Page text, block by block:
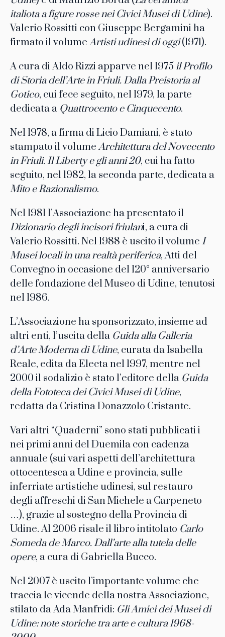
italiota a figure rosse nei Civici Musei di Udine).
Valerio Rossitti con Giuseppe Bergamini ha
firmato il volumeArtisti udinesi di oggi(1971).
A cura di Aldo Rizzi apparve nel 1975 il Profilo
di Storia dell’Arte in Friuli. Dalla Preistoria al
Gotico, cui fece seguito, nel 1979, la parte
dedicata a Quattrocento e Cinquecento.
Nel 1978, a firma di Licio Damiani, è stato
stampato il volumeArchitettura del Novecento
in Friuli. Il Liberty e gli anni 20, cui ha fatto
seguito, nel 1982, la seconda parte, dedicata a
Mito e Razionalismo.
Nel 1981 l’Associazione ha presentato il
Dizionario degli incisori friulani, a cura di
Valerio Rossitti. Nel 1988 è uscito il volume I
Musei locali in una realtà periferica, Atti del
Convegno in occasione del 120° anniversario
delle fondazione del Museo di Udine, tenutosi
nel 1986.
L’Associazione ha sponsorizzato, insieme ad
altri enti, l’uscita della Guida alla Galleria
d’Arte Moderna di Udine, curata da Isabella
Reale, edita da Electa nel 1997, mentre nel
2000 il sodalizio è stato l’editore della Guida
della Fototeca dei Civici Musei di Udine,
redatta da Cristina Donazzolo Cristante.
Vari altri “Quaderni” sono stati pubblicati i
nei primi anni del Duemila con cadenza
annuale (sui vari aspetti dell’architettura
ottocentesca a Udine e provincia, sulle
inferriate artistiche udinesi, sul restauro
degli affreschi di San Michele a Carpeneto
…), grazie al sostegno della Provincia di
Udine. Al 2006 risale il libro intitolato Carlo
Someda de Marco. Dall’arte alla tutela delle
opere, a cura di Gabriella Bucco.
Nel 2007 è uscito l’importante volume che
traccia le vicende della nostra Associazione,
stilato da Ada Manfridi: Gli Amici dei Musei di
Udine: note storiche tra arte e cultura 1968-